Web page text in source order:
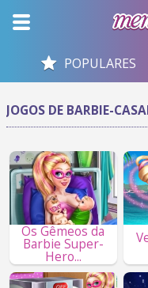
POPULARES
JOGOS DE BARBIE-
Os Gêmeos da
Barbie Super-
Hero...